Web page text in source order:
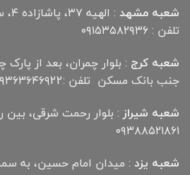
شعبه مشهد
:
تلفن : ۰۹۱۵۳۵۸۲۹۳۶
شعبه کرج
جنب بانک مسکن تلفن :۰۹۳۶۳۶۴۶۹22
شعبه شیراز
۰۹۳۸۸۵۲۱۸۶۱
شعبه یزد : میدان امام حسین، به